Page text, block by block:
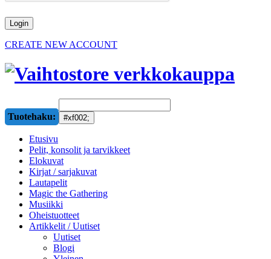
CREATE NEW ACCOUNT
Tuotehaku:
Etusivu
Pelit, konsolit ja tarvikkeet
Elokuvat
Kirjat / sarjakuvat
Lautapelit
Magic the Gathering
Musiikki
Oheistuotteet
Artikkelit / Uutiset
Uutiset
Blogi